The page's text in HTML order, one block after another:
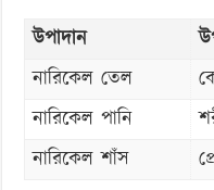
উপাদান
নারিকেল তেল
নারিকেল পানি
নারিকেল শাঁস